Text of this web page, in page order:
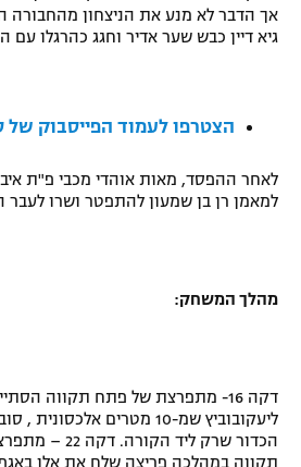
תנאי שימוש
רשיון להקרנה פומבית לבית עסק
לוח דרושים – ג'ובנט
המגזין
אומנויות לחימה
אך הדבר לא מנע את הניצחון מהחבורה
גיא דיין כבש שער אדיר וחגג כהרגלו עם
הצטרפו לעמוד הפייסבוק של
לאחר ההפסד, מאות אוהדי מכבי פ"ת
למאמן רן בן שמעון להתפטר ושרו לעבר
מהלך המשחק:
דקה 16- מתפרצת של פתח תקווה
ליעקובוביץ שמ-10 מטרים
הכדור שרק ליד
תקווה במהלכה פריצה שלח את אלו